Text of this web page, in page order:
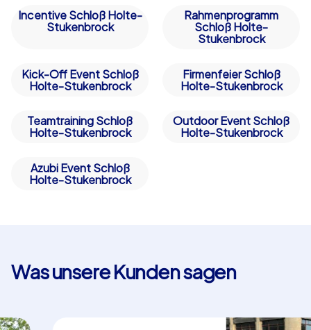
Incentive Schloß Holte-
Stukenbrock
Rahmenprogramm
Schloß Holte-
Stukenbrock
Kick-Off Event Schloß
Holte-Stukenbrock
Firmenfeier Schloß
Holte-Stukenbrock
Teamtraining Schloß
Holte-Stukenbrock
Outdoor Event Schloß
Holte-Stukenbrock
Azubi Event Schloß
Holte-Stukenbrock
Was unsere Kunden sagen